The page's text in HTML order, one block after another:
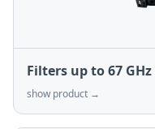
Filters up to 67 GHz
show product →